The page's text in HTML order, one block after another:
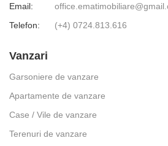
Email:
Telefon:
(+4) 0724.813.616
Vanzari
Garsoniere de vanzare
Apartamente de vanzare
Case / Vile de vanzare
Terenuri de vanzare